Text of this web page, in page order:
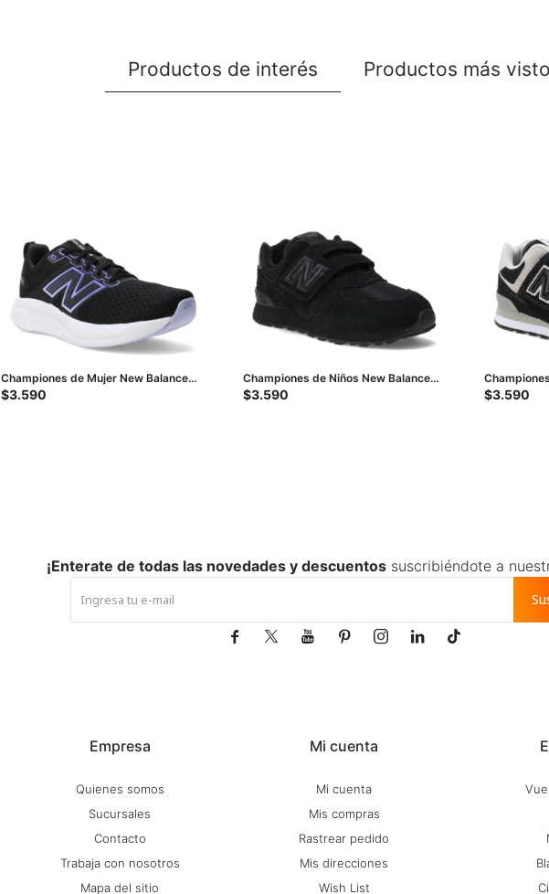
Productos de interés Productos más
Championes de Mujer New Balance
Running 460 - Negro - Violeta
$3.590
Championes de Niños New Balance
Classic 574 - Negro
$3.590
Classic
$3.590
Empresa
Quienes somos
Sucursales
Contacto
Trabaja con nosotros
Mapa del sitio
Mi cuenta
Mi cuenta
Mis compras
Rastrear pedido
Mis direcciones
Wish List
¡Enterate de todas las novedades y descuentossuscribiéndote a
      